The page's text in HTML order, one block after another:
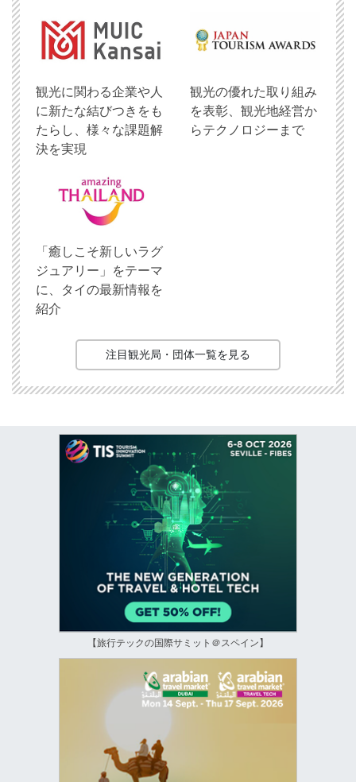
観光に関わる企業や人
に新たな結びつきをも
たらし、様々な課題解
決を実現
観光の優れた取り組み
を表彰、観光地経営か
らテクノロジーまで
「癒しこそ新しいラグ
ジュアリー」をテーマ
に、タイの最新情報を
紹介
注目観光局・団体一覧を見る
【旅行テックの国際サミット＠スペイン】